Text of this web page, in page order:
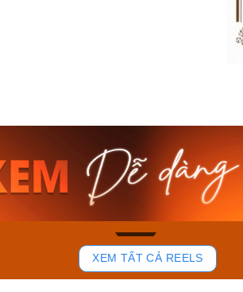
48
Casio Nam MTS-
RS100L-1AVDF
4.276.000₫
3.634.600₫
XEM TẤT CẢ REELS